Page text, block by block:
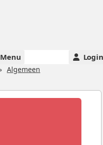
Menu Login
Algemeen